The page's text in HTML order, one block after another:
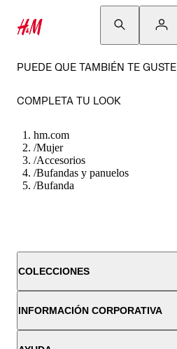
PUEDE QUE TAMBIÉN TE GUSTE
COMPLETA TU LOOK
hm.com
/Mujer
/Accesorios
/Bufandas y panuelos
/Bufanda
COLECCIONES
INFORMACIÓN CORPORATIVA